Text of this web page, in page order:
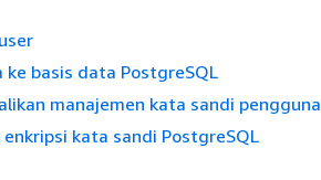
basis data PostgreSQL
manajemen kata sandi pengguna
kata sandi PostgreSQL